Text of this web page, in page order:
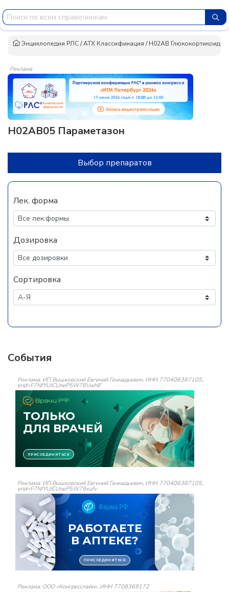
Энциклопедия РЛС/АТХ Классификация /H02AB Глюкокортикоиды
Реклама
H02AB05 Параметазон
Выбор препаратов
Лек. форма
Дозировка
Сортировка
События
Реклама: ИП Вышковский Евгений Геннадьевич, ИНН 770406387105,
erid=F7NfYUJCUneP5W78VwNF
Реклама: ИП Вышковский Евгений Геннадьевич, ИНН 770406387105,
erid=F7NfYUJCUneP5W79xufv
Реклама: ООО «Конгресслайн», ИНН 7708369172